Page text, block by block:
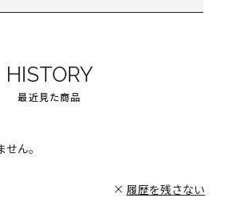
HISTORY
最近見た商品
ん。
履歴を残さない